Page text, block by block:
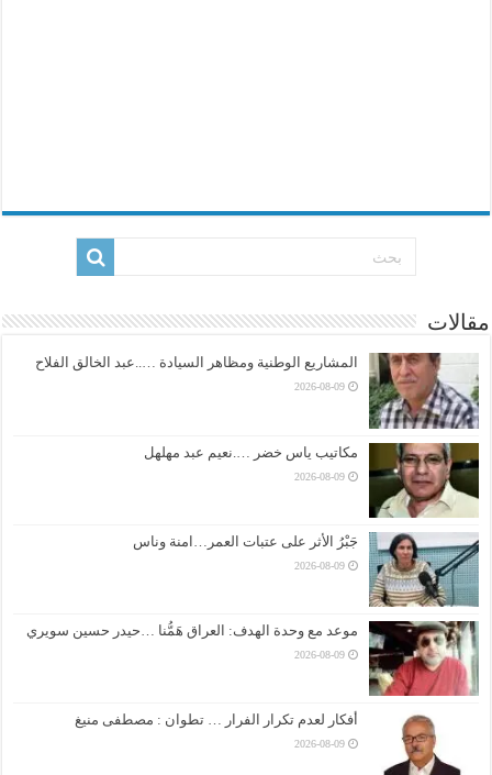
مقالات
المشاريع الوطنية ومظاهر السيادة …..عبد الخالق الفلاح
2026-08-09
مكاتيب ياس خضر ….نعيم عبد مهلهل
2026-08-09
جَبْرُ الأثر على عتبات العمر…امنة وناس
2026-08-09
موعد مع وحدة الهدف: العراق هَمُّنا …حيدر حسين سويري
2026-08-09
أفكار لعدم تكرار الفرار … تطوان : مصطفى منيغ
2026-08-09